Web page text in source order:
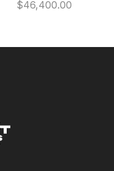
$46,400.00